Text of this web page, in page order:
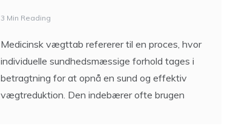
3 Min Reading
Medicinsk vægttab refererer til en proces, hvor
individuelle sundhedsmæssige forhold tages i
betragtning for at opnå en sund og effektiv
vægtreduktion. Den indebærer ofte brugen